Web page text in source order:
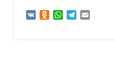
VK Odnoklassniki
WhatsAppTelegram